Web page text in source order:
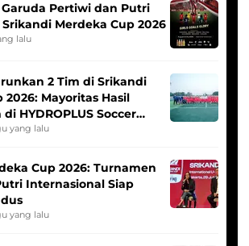
Pertiwi dan Putri
Merdeka Cup 2026
lalu
2 Tim di Srikandi
2026: Mayoritas Hasil
HYDROPLUS Soccer
yang lalu
Cup 2026: Turnamen
Internasional Siap
yang lalu